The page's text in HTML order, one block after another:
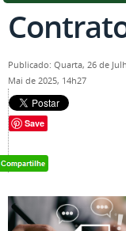
Publicado: Quarta, 26 de
Mai de 2025, 14h27
Save